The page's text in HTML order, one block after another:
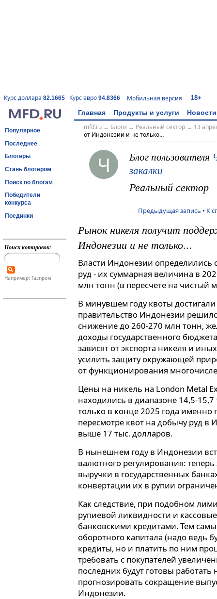
Курс доллара 82.1665 Курс евро 94.8366 Мобильная версия 18+
Главная Продукты и услуги Новости
Популярное
Последнее
Блогеры
Стань блогером
Поиск по блогам
Победители
конкурса
Поединки
Поиск котировок:
Например: Газпром
mfd.ru→ Блоги → Реальный сектор→ 13
от Индонезии и не только…
Ч Блог пользователя
закалки
Реальный сектор
Предыдущая запись • К
Рынок никеля получит
Индонезии и не только…
Власти Индонезии определились
руд - их суммарная величина в
млн тонн (в пересчете на чистый
В минувшем году квоты
правительство Индонезии
снижение до 260-270 млн тонн,
доходы государственного
зависят от экспорта никеля и
усилить защиту окружающей
от функционирования
Цены на никель на London Metal
находились в диапазоне 14,5-
только в конце 2025 года
пересмотре квот на добычу руд в
выше 17 тыс. долларов.
В нынешнем году в Индонезии
валютного регулирования:
выручки в государственных
конвертации их в рупии
Как следствие, при подобном
рупиевой ликвидности и
банковскими кредитами. Тем
оборотного капитала (надо ведь
кредиты, но и платить по ним
требовать с покупателей
последних будут готовы
прогнозировать сокращение
Индонезии.